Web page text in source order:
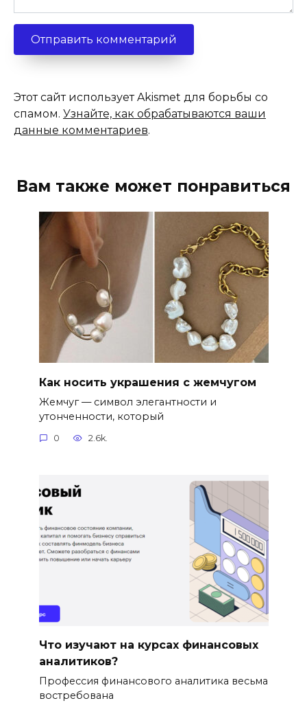
Этот сайт использует Akismet для борьбы со
спамом. Узнайте, как обрабатываются ваши
данные комментариев.
Вам также может понравиться
Как носить украшения с жемчугом
Жемчуг — символ элегантности и
утонченности, который
0 2.6k.
Что изучают на курсах финансовых
аналитиков?
Профессия финансового аналитика весьма
востребована